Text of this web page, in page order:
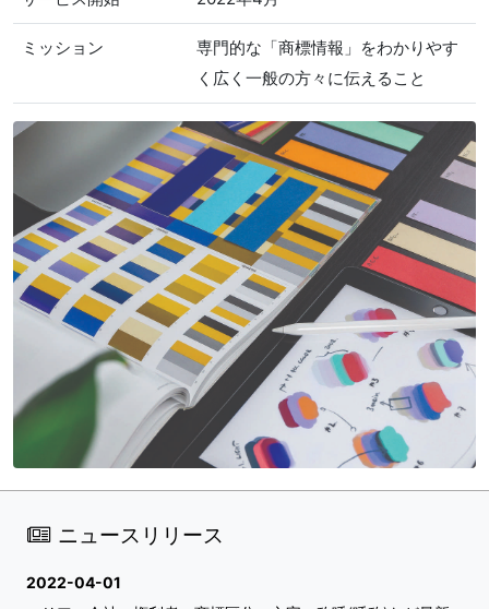
ミッション
専門的な「商標情報」をわかりやす
く広く一般の方々に伝えること
ニュースリリース
2022-04-01